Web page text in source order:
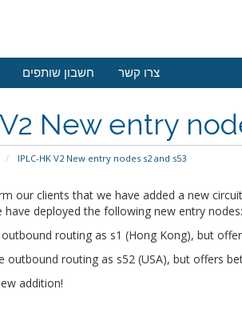
חשבון שותפים צרו קשר
New entry
IPLC-HK V2 New entry nodes s2 and s53
our clients that we have added a new
have deployed the following new entry nodes:
routing as s1 (Hong Kong), but
outbound routing as s52 (USA), but offers
addition!